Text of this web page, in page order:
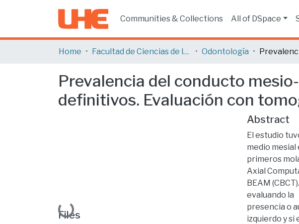
Communities & Collections All of DSpace
Home Facultad de Ciencias de la Salud Odontología
Prevalencia del conducto
definitivos. Evaluación con
Loading...
Files
Abstract
El estudio
medio mesial
primeros
Axial
BEAM
evaluando la
presencia o
izquierdo y si